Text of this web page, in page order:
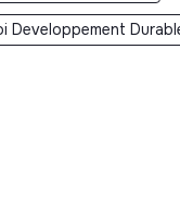
Developpement